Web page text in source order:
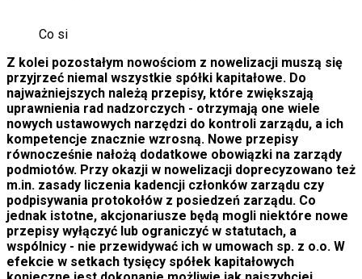
Co si
Z kolei pozostałym nowościom z nowelizacji muszą się
przyjrzeć niemal wszystkie spółki kapitałowe. Do
najważniejszych należą przepisy, które zwiększają
uprawnienia rad nadzorczych - otrzymają one wiele
nowych ustawowych narzędzi do kontroli zarządu, a ich
kompetencje znacznie wzrosną. Nowe przepisy
równocześnie nałożą dodatkowe obowiązki na zarządy
podmiotów. Przy okazji w nowelizacji doprecyzowano też
m.in. zasady liczenia kadencji członków zarządu czy
podpisywania protokołów z posiedzeń zarządu. Co
jednak istotne, akcjonariusze będą mogli niektóre nowe
przepisy wyłączyć lub ograniczyć w statutach, a
wspólnicy - nie przewidywać ich w umowach sp. z o.o. W
efekcie w setkach tysięcy spółek kapitałowych